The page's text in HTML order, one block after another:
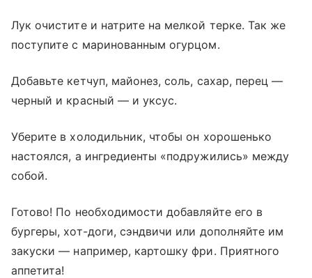
Лук очистите и натрите на мелкой терке. Так же
поступите с маринованным огурцом.
Добавьте кетчуп, майонез, соль, сахар, перец —
черный и красный — и уксус.
Уберите в холодильник, чтобы он хорошенько
настоялся, а ингредиенты «подружились» между
собой.
Готово! По необходимости добавляйте его в
бургеры, хот-доги, сэндвичи или дополняйте им
закуски — например, картошку фри. Приятного
аппетита!